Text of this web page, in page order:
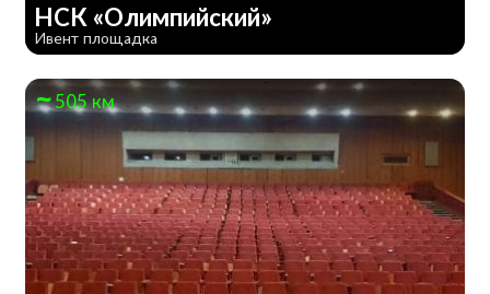
НСК «Олимпийский»
Ивент площадка
505 км